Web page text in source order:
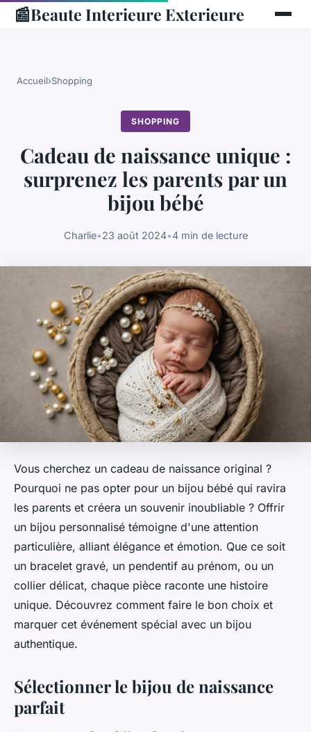
📰Beaute Interieure Exterieure
Accueil›Shopping
SHOPPING
Cadeau de naissance unique :
surprenez les parents par un
bijou bébé
Charlie•23 août 2024•4 min de lecture
Vous cherchez un cadeau de naissance original ?
Pourquoi ne pas opter pour un bijou bébé qui ravira
les parents et créera un souvenir inoubliable ? Offrir
un bijou personnalisé témoigne d'une attention
particulière, alliant élégance et émotion. Que ce soit
un bracelet gravé, un pendentif au prénom, ou un
collier délicat, chaque pièce raconte une histoire
unique. Découvrez comment faire le bon choix et
marquer cet événement spécial avec un bijou
authentique.
Sélectionner le bijou de naissance
parfait